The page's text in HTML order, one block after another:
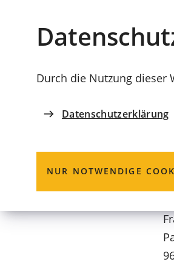
Durch die Nutzung dieser
Datenschutzerklärung
NUR NOTWENDIGE
Coburg
FERIENBÖRSE